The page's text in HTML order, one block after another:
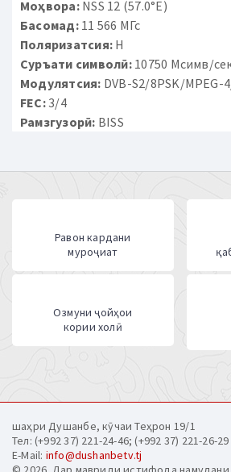
Моҳвора:NSS 12 (57.0°E)
Басомад:11 566 МГс
Поляризатсия: H
Суръати символӣ:10750 Мсимв/
Модулятсия: DVB-S2/8PSK/MPEG-
FEC:3/4
Рамзгузорӣ: BISS
Равон кардани
муроҷиат
Озмуни ҷойҳои
кории холӣ
шаҳри Душанбе, кӯчаи Теҳрон 19/1
Тел: (+992 37) 221-24-46; (+992 37) 221-26-29
E-Mail: info@dushanbetv.tj